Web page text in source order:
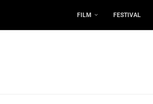
FILM FESTIVAL